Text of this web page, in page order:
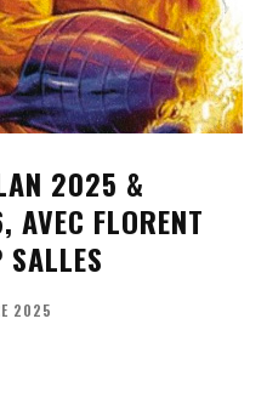
2025 &
AVEC FLORENT
SALLES
2025